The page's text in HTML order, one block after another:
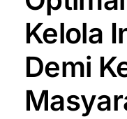
Kelola
Demi